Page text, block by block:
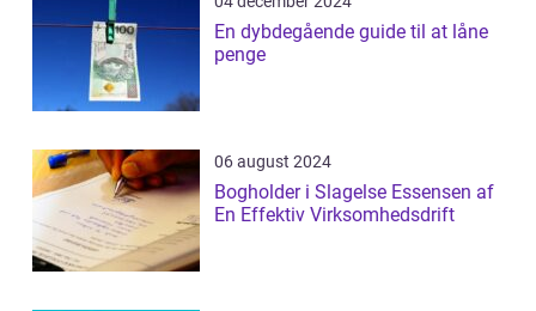
En dybdegående guide til at låne
penge
06 august 2024
Bogholder i Slagelse Essensen af
En Effektiv Virksomhedsdrift